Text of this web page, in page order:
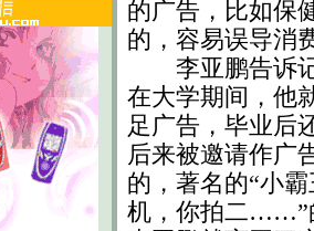
的广告，比如保
的，容易误导消
李亚鹏告诉
在大学期间，他
足广告，毕业后
后来被邀请作广
的，著名的“小
机，你拍二……”